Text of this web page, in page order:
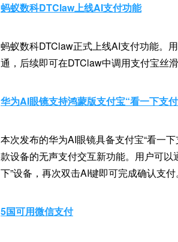
蚂蚁数科DTClaw上线AI支付功能
蚂蚁数科DTClaw正式上线AI支付功能。
通，后续即可在DTClaw中调用支付宝丝
华为AI眼镜支持鸿蒙版支付宝“看一下支
本次发布的华为AI眼镜具备支付宝“看一
款设备的无声支付交互新功能。用户可
下”设备，再次双击AI键即可完成确认支付。
5国可用微信支付